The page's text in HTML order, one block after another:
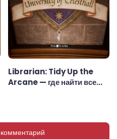
Librarian: Tidy Up the
Arcane — где найти все